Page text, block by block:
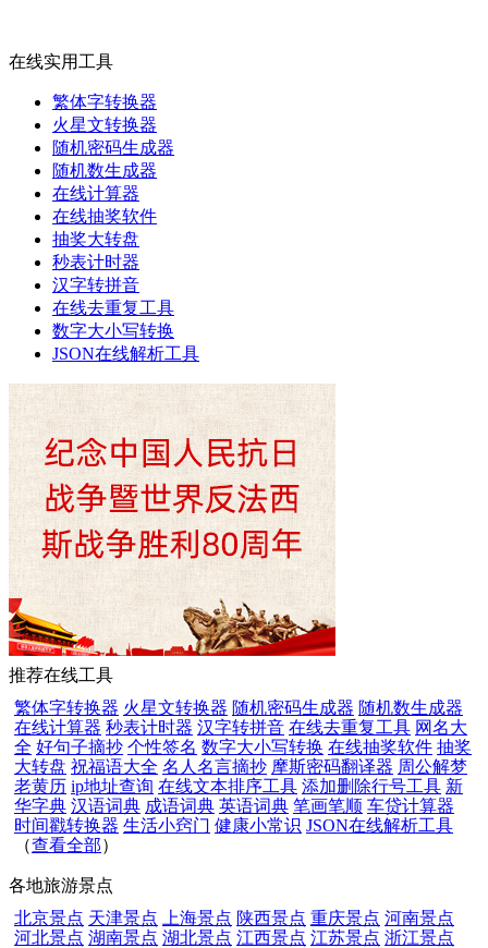
在线实用工具
繁体字转换器
火星文转换器
随机密码生成器
随机数生成器
在线计算器
在线抽奖软件
抽奖大转盘
秒表计时器
汉字转拼音
在线去重复工具
数字大小写转换
JSON在线解析工具
推荐在线工具
繁体字转换器 火星文转换器 随机密码生成器 随机数生成器
在线计算器 秒表计时器 汉字转拼音 在线去重复工具 网名大
全 好句子摘抄 个性签名 数字大小写转换 在线抽奖软件 抽奖
大转盘 祝福语大全 名人名言摘抄 摩斯密码翻译器 周公解梦
老黄历 ip地址查询 在线文本排序工具 添加删除行号工具 新
华字典 汉语词典 成语词典 英语词典 笔画笔顺 车贷计算器
时间戳转换器 生活小窍门 健康小常识 JSON在线解析工具
（查看全部）
各地旅游景点
北京景点 天津景点 上海景点 陕西景点 重庆景点 河南景点
河北景点 湖南景点 湖北景点 江西景点 江苏景点 浙江景点